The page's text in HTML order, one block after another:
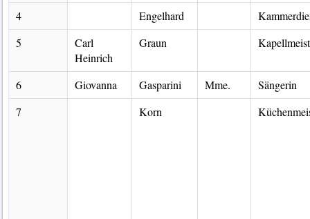
4
Engelhard
5
Carl
Heinrich
Graun
6 Giovanna Gasparini Mme.
Sängerin
7
Korn